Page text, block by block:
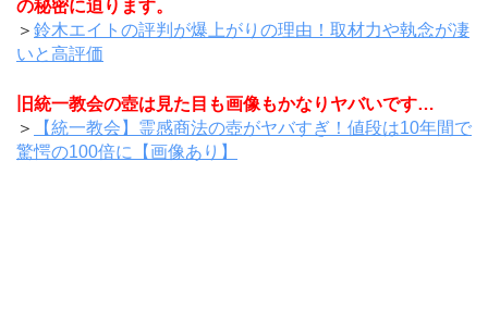
の秘密に迫ります。
＞ 鈴木エイトの評判が爆上がりの理由！取材力や執念が凄
いと高評価
旧統一教会の壺は見た目も画像もかなりヤバいです…
＞
【統一教会】霊感商法の壺がヤバすぎ！値段は10年間で
驚愕の100倍に【画像あり】